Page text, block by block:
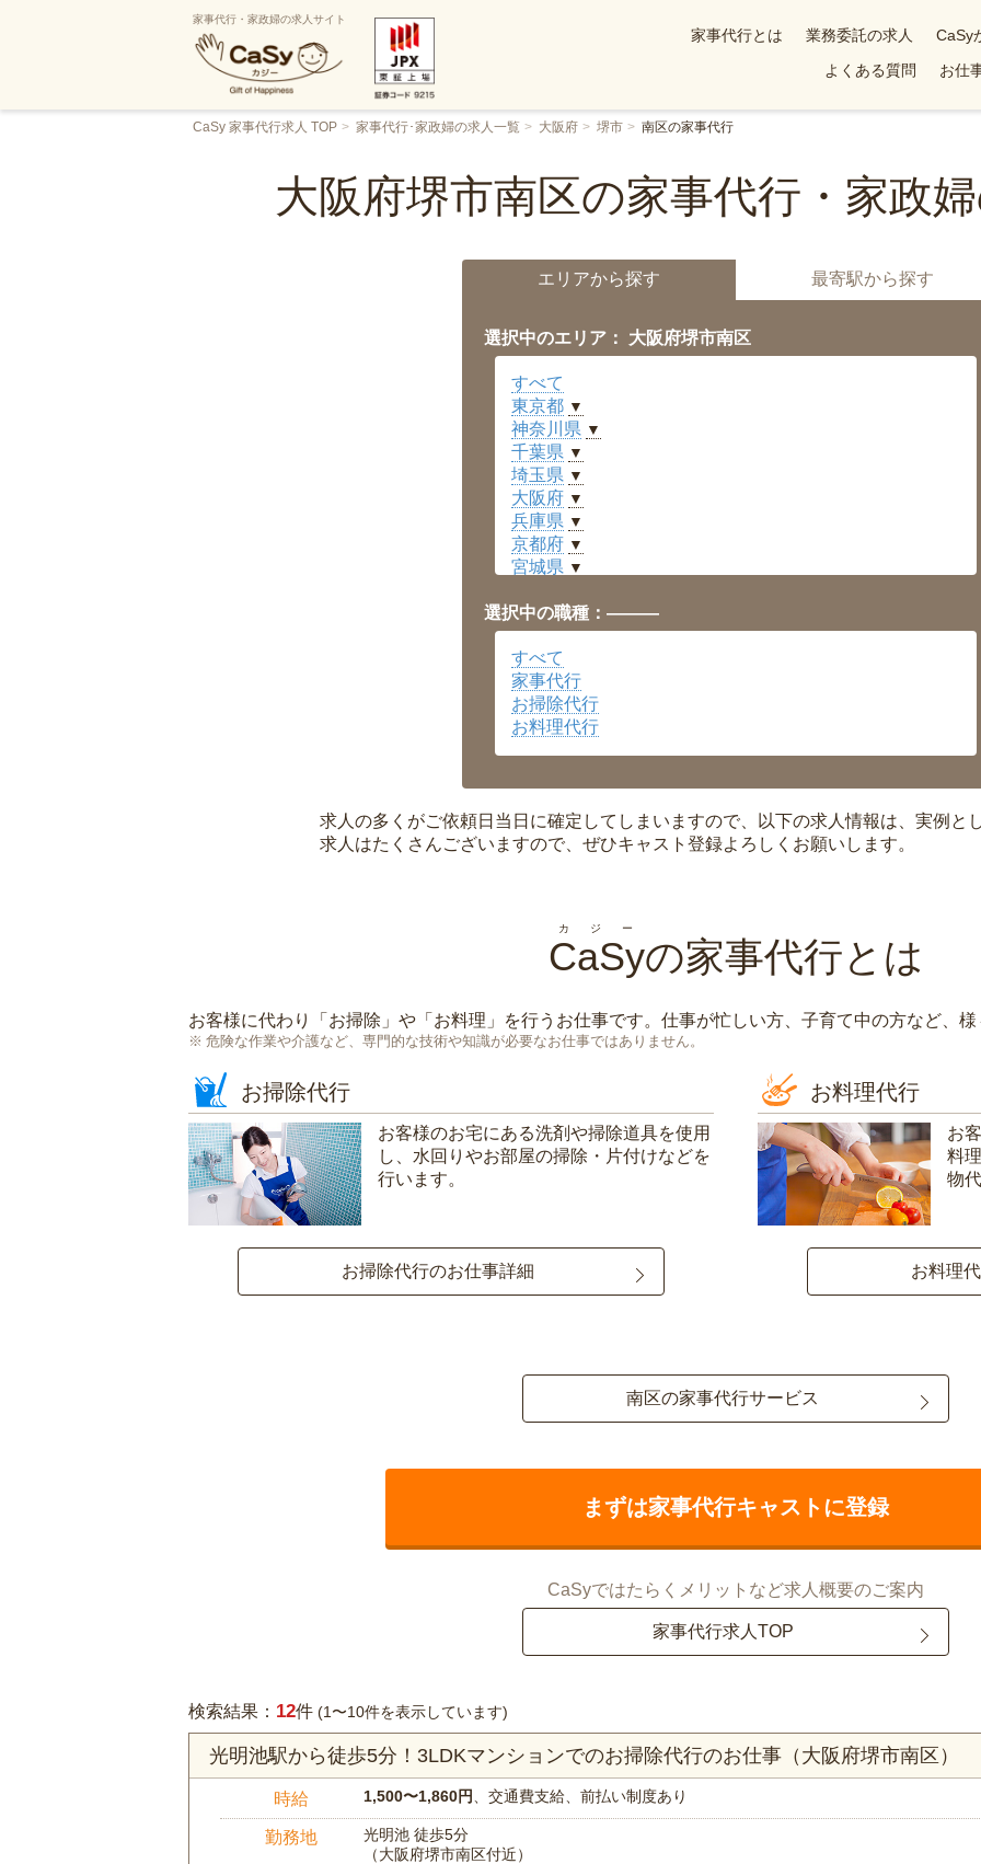
家事代行・家政婦の求人サイト
家事代行とは 業務委託の求人 CaSy
よくある質問
お仕
CaSy 家事代行求人 TOP 家事代行･家政婦の求人一覧 大阪府 堺市 南区の家事代行
大阪府堺市南区の家事代行・家政
エリアから探す 最寄駅から探す
選択中のエリア： 大阪府堺市南区
すべて
東京都 ▼
神奈川県 ▼
千葉県 ▼
埼玉県 ▼
大阪府 ▼
兵庫県 ▼
京都府 ▼
宮城県 ▼
福井県 ▼
岡山県 ▼
広島県
沖縄県 ▼
選択中の職種：———
すべて
家事代行
お掃除代行
お料理代行
求人の多くがご依頼日当日に確定してしまいますので、以下の求人情報は、実例と
求人はたくさんございますので、ぜひキャスト登録よろしくお願いします。
CaSy
カジー
の家事代行とは
お客様に代わり「 お掃除 」や「 お料理 」を行うお仕事です。仕事が忙しい方、子育て中の方など、
危険な作業や介護など、専門的な技術や知識が必要なお仕事ではありません。
お掃除代行
お客様のお宅にある洗剤や掃除道具を使用
し、水回りやお部屋の掃除・片付けなどを
行います。
お掃除代行のお仕事詳細
お料理代行
お
料
物
お料理
南区の家事代行サービス
まずは家事代行キャストに登録
CaSyではたらくメリットなど求人概要のご案内
家事代行求人TOP
検索結果： 12件 (1〜10件を表示しています)
光明池駅から徒歩5分！3LDKマンションでのお掃除代行のお仕事（大阪府堺市南区）
時給 1,500〜1,860円 、交通費支給、前払い制度あり
勤務地
光明池 徒歩5分
（大阪府堺市南区付近）